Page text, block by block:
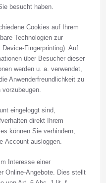
besucht haben.
Cookies auf Ihrem
Technologien zur
Fingerprinting). Auf
über Besucher dieser
werden u. a. verwendet,
Anwenderfreundlichkeit zu
eingeloggt sind,
direkt Ihrem
können Sie verhindern,
Account ausloggen.
Interesse einer
Online-Angebote. Dies stellt